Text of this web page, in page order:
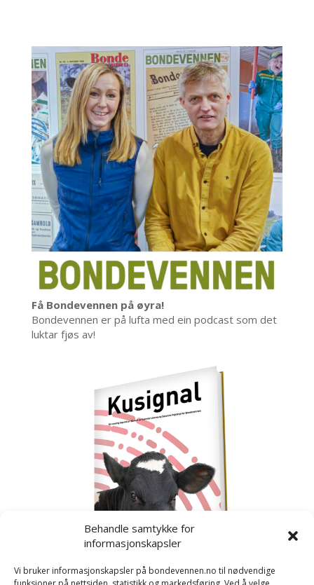
Behandle samtykke for
informasjonskapsler
Vi bruker informasjonskapsler på bondevennen.no til nødvendige
Få Bondevennen på øyra!
Bondevennen er på lufta med ein podcast som det
luktar fjøs av!